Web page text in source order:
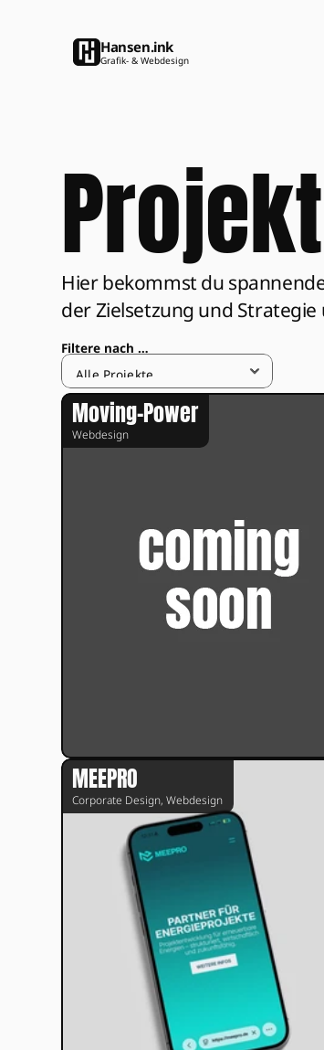
Hansen.ink
Grafik- & Webdesign
Hier bekommst du
der Zielsetzung und
Filtere nach …
Moving-Power
Webdesign
MEEPRO
Corporate Design, Webdesign